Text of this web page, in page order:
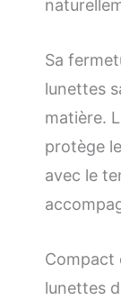
Sa
lunettes
matière.
protège
avec le
Compact
lunettes